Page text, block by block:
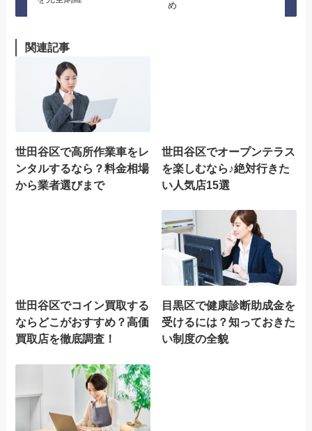
め
関連記事
世田谷区で高所作業車をレ
ンタルするなら？料金相場
から業者選びまで
世田谷区でオープンテラス
を楽しむなら♪絶対行きた
い人気店15選
世田谷区でコイン買取する
ならどこがおすすめ？高価
買取店を徹底調査！
目黒区で健康診断助成金を
受けるには？知っておきた
い制度の全貌